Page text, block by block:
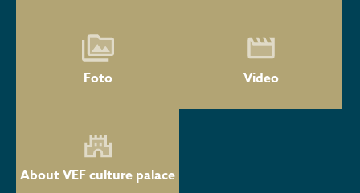
Foto Video
About VEF culture palace